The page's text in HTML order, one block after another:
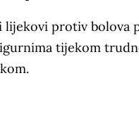
lijekovi protiv bolova
tijekom